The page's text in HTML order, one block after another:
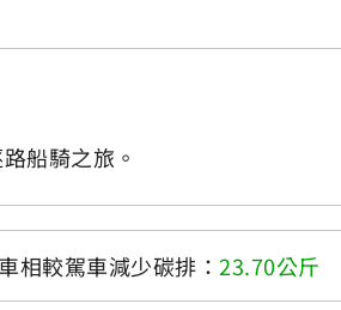
船騎之旅。
相較駕車減少碳排： 23.70公斤